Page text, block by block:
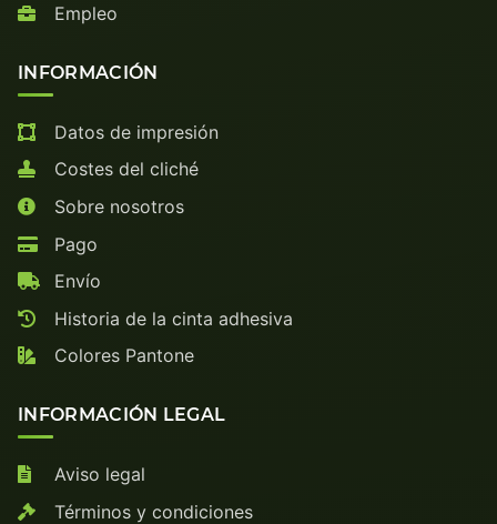
Empleo
INFORMACIÓN
Datos de impresión
Costes del cliché
Sobre nosotros
Pago
Envío
Historia de la cinta adhesiva
Colores Pantone
INFORMACIÓN LEGAL
Aviso legal
Términos y condiciones